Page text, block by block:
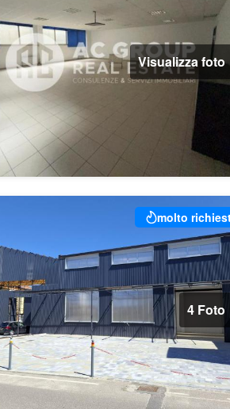
Visualizza foto
molto
4 Foto